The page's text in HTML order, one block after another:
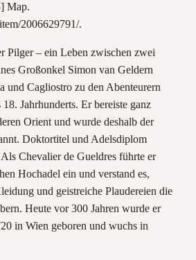
Map.
2006629791/.
Pilger – ein Leben zwischen zwei
Großonkel Simon van Geldern
und Cagliostro zu den Abenteurern
Jahrhunderts. Er bereiste ganz
Orient und wurde deshalb der
Doktortitel und Adelsdiplom
Chevalier de Gueldres führte er
Hochadel ein und verstand es,
und geistreiche Plaudereien die
Heute vor 300 Jahren wurde er
in Wien geboren und wuchs in